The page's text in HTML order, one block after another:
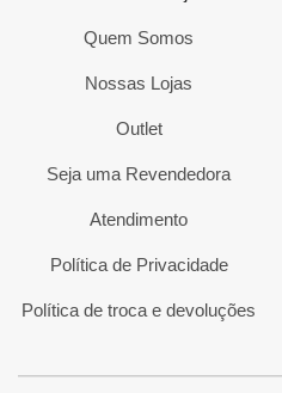
Quem Somos
Nossas Lojas
Outlet
Seja uma Revendedora
Atendimento
Política de Privacidade
Política de troca e devoluções